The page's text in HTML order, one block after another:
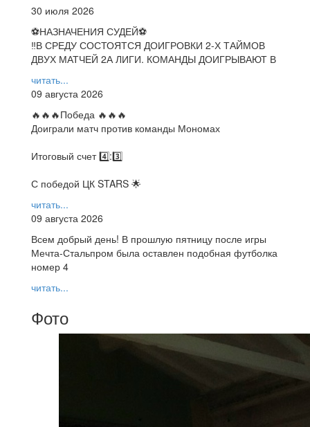
30 июля 2026
⚽НАЗНАЧЕНИЯ СУДЕЙ⚽
‼В СРЕДУ СОСТОЯТСЯ ДОИГРОВКИ 2-Х ТАЙМОВ
ДВУХ МАТЧЕЙ 2А ЛИГИ. КОМАНДЫ ДОИГРЫВАЮТ В
читать...
09 августа 2026
🔥🔥🔥Победа 🔥🔥🔥
Доиграли матч против команды Мономах
Итоговый счет 4️⃣:3️⃣
С победой ЦК STARS 🌟
читать...
09 августа 2026
Всем добрый день! В прошлую пятницу после игры
Мечта-Стальпром была оставлен подобная футболка
номер 4
читать...
Фото